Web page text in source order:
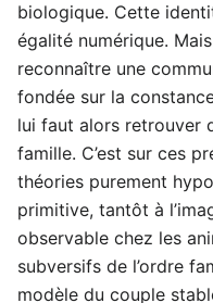
biologique. Cette
égalité numérique.
reconnaître une
fondée sur la
lui faut alors retrouver
famille. C’est sur ces
théories purement
primitive, tantôt à
observable chez les
subversifs de l’ordre
modèle du couple